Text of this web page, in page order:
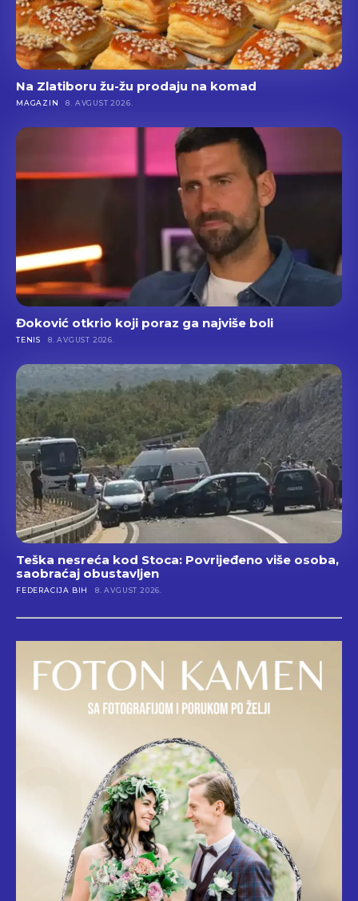
Na Zlatiboru žu-žu prodaju na komad
MAGAZIN 8. AVGUST 2026.
Đoković otkrio koji poraz ga najviše boli
TENIS 8. AVGUST 2026.
Teška nesreća kod Stoca: Povrijeđeno više osoba,
saobraćaj obustavljen
FEDERACIJA BIH 8. AVGUST 2026.